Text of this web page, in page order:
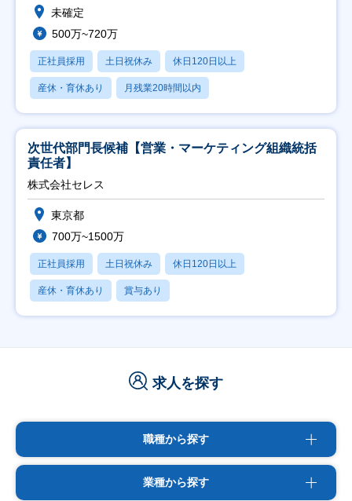
未確定
500万~720万
正社員採用 土日祝休み 休日120日以上
産休・育休あり 月残業20時間以内
次世代部門長候補【営業・マーケティング組織統括
責任者】
株式会社セレス
東京都
700万~1500万
正社員採用 土日祝休み 休日120日以上
産休・育休あり 賞与あり
求人を探す
職種から探す
業種から探す